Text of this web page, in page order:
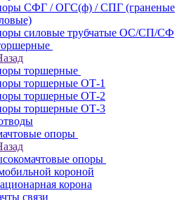
СФГ / ОГС(ф) / СПГ (граненые
силовые трубчатые ОС/СП/СФ
торшерные
торшерные ОТ-1
торшерные ОТ-2
торшерные ОТ-3
опоры
опоры
короной
корона
связи